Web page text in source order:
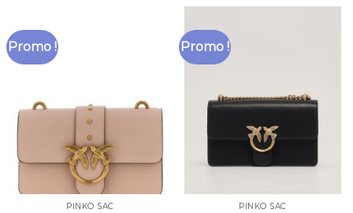
Promo !
PINKO SAC
Promo !
PINKO SAC